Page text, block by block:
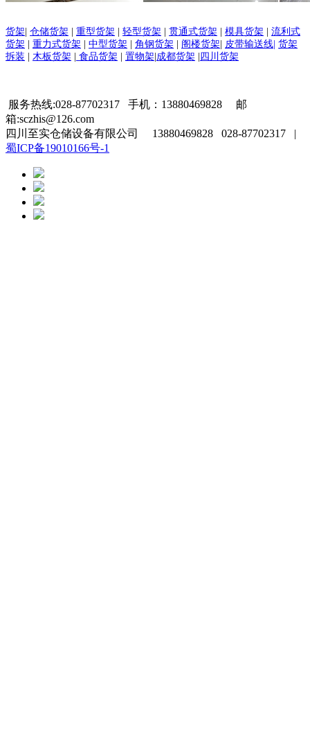
货架 仓储货架 重型货架 轻型货架 贯通式货架 模具货架
流利式
货架
重力式货架 中型货架 角钢货架 阁楼货架 皮带输送线| 货架
拆装
木板货架 食品货架 置物架 成都货架 四川货架
服务热线:028-87702317 手机：13880469828 邮
箱:sczhis@126.com
四川至实仓储设备有限公司 13880469828 028-87702317 |
蜀ICP备19010166号-1